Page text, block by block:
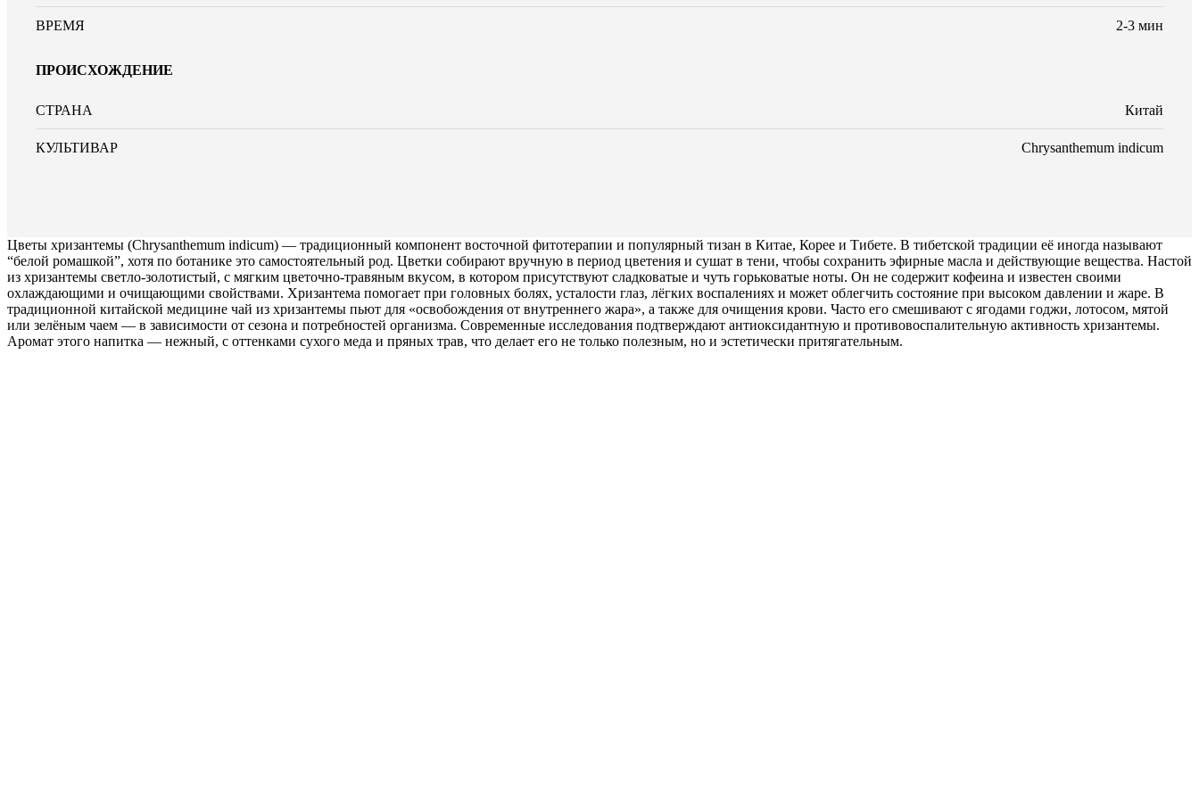
ВРЕМЯ 2-3 мин
ПРОИСХОЖДЕНИЕ
СТРАНА Китай
КУЛЬТИВАР Chrysanthemum indicum
Цветы хризантемы (Chrysanthemum indicum) — традиционный компонент восточной фитотерапии и популярный тизан в Китае, Корее и Тибете. В тибетской традиции её иногда называют
“белой ромашкой”, хотя по ботанике это самостоятельный род. Цветки собирают вручную в период цветения и сушат в тени, чтобы сохранить эфирные масла и действующие вещества. Настой
из хризантемы светло-золотистый, с мягким цветочно-травяным вкусом, в котором присутствуют сладковатые и чуть горьковатые ноты. Он не содержит кофеина и известен своими
охлаждающими и очищающими свойствами. Хризантема помогает при головных болях, усталости глаз, лёгких воспалениях и может облегчить состояние при высоком давлении и жаре. В
традиционной китайской медицине чай из хризантемы пьют для «освобождения от внутреннего жара», а также для очищения крови. Часто его смешивают с ягодами годжи, лотосом, мятой
или зелёным чаем — в зависимости от сезона и потребностей организма. Современные исследования подтверждают антиоксидантную и противовоспалительную активность хризантемы.
Аромат этого напитка — нежный, с оттенками сухого меда и пряных трав, что делает его не только полезным, но и эстетически притягательным.